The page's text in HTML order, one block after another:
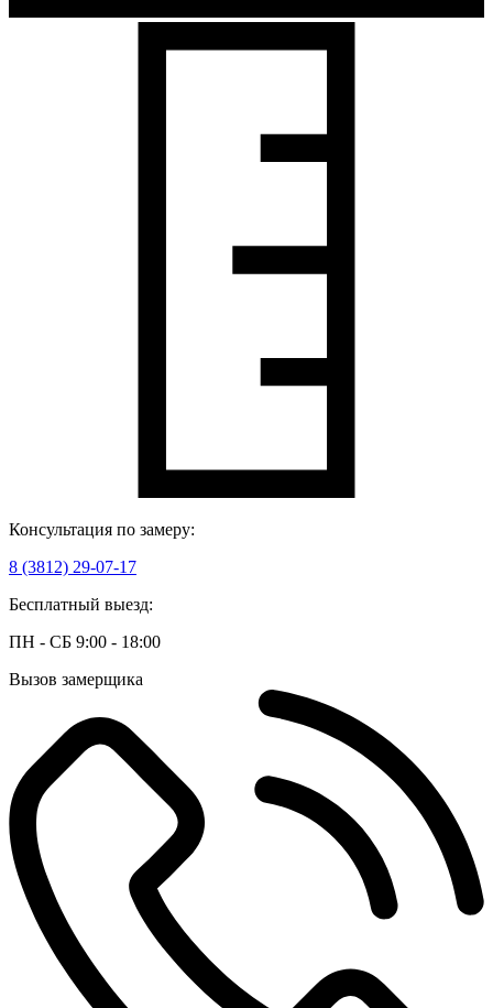
Консультация по замеру:
8 (3812) 29-07-17
Бесплатный выезд:
ПН - СБ 9:00 - 18:00
Вызов замерщика